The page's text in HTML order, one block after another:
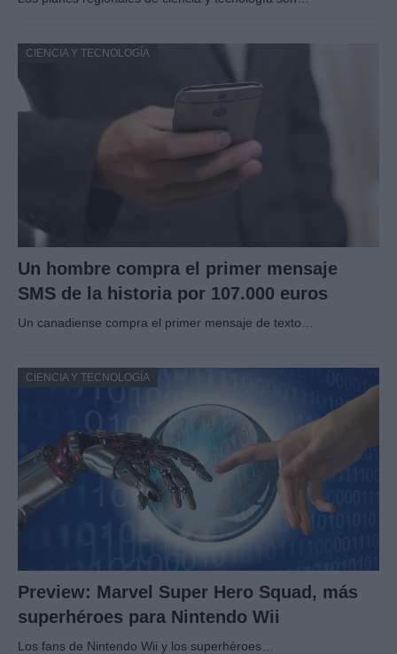
CIENCIA Y TECNOLOGÍA
Un hombre compra el primer mensaje
SMS de la historia por 107.000 euros
Un canadiense compra el primer mensaje de texto…
CIENCIA Y TECNOLOGÍA
Preview: Marvel Super Hero Squad, más
superhéroes para Nintendo Wii
Los fans de Nintendo Wii y los superhéroes…